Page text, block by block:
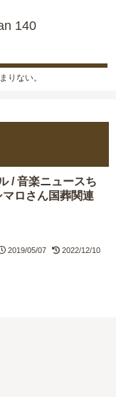
140
りない。
/ 音楽ニュースち
マロさん国葬関連
2019/05/07 2022/12/10